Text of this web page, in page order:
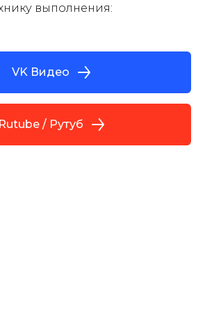
выполнения:
VK Видео
Rutube / Рутуб